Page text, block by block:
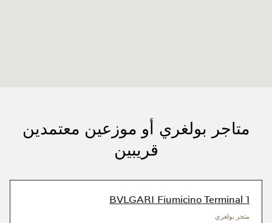
متاجر بولغري أو موزعين معتمدين
قريبين
BVLGARI Fiumicino Terminal 1
متجر بولغري